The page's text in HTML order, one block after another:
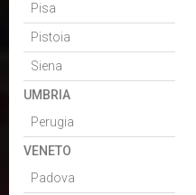
Pisa
Pistoia
Siena
UMBRIA
Perugia
VENETO
Padova